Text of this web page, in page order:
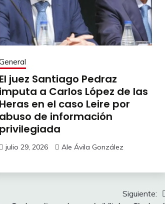
El juez Santiago Pedraz
imputa a Carlos López de las
Heras en el caso Leire por
abuso de información
privilegiada
julio 29, 2026 Ale Ávila González
Siguiente: